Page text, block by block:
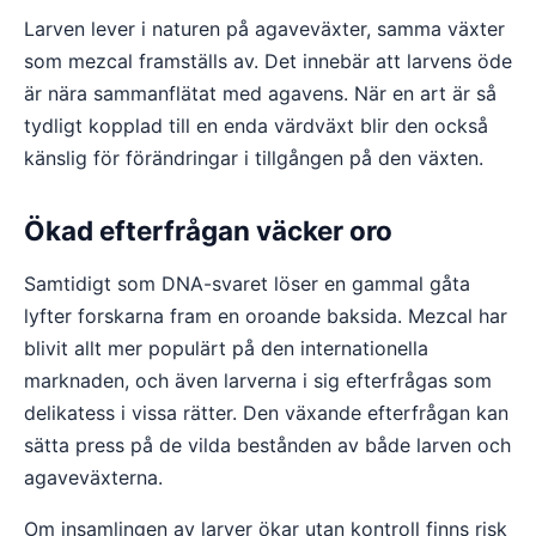
Larven lever i naturen på agaveväxter, samma växter
som mezcal framställs av. Det innebär att larvens öde
är nära sammanflätat med agavens. När en art är så
tydligt kopplad till en enda värdväxt blir den också
känslig för förändringar i tillgången på den växten.
Ökad efterfrågan väcker oro
Samtidigt som DNA-svaret löser en gammal gåta
lyfter forskarna fram en oroande baksida. Mezcal har
blivit allt mer populärt på den internationella
marknaden, och även larverna i sig efterfrågas som
delikatess i vissa rätter. Den växande efterfrågan kan
sätta press på de vilda bestånden av både larven och
agaveväxterna.
Om insamlingen av larver ökar utan kontroll finns risk